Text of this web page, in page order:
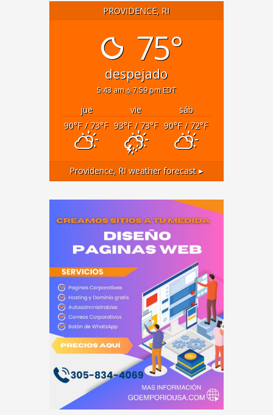
PROVIDENCE, RI
75°
despejado
5:43 am 7:59 pm EDT
jue vie
sáb
90°F/ 73°F 93°F/ 73°F 90°F/ 72°F
Providence, RI weather forecast ▸